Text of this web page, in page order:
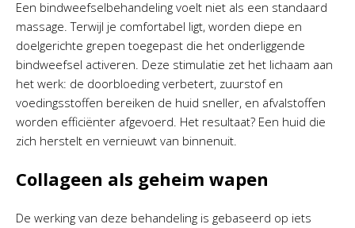
Een bindweefselbehandeling voelt niet als een standaard
massage. Terwijl je comfortabel ligt, worden diepe en
doelgerichte grepen toegepast die het onderliggende
bindweefsel activeren. Deze stimulatie zet het lichaam aan
het werk: de doorbloeding verbetert, zuurstof en
voedingsstoffen bereiken de huid sneller, en afvalstoffen
worden efficiënter afgevoerd. Het resultaat? Een huid die
zich herstelt en vernieuwt van binnenuit.
Collageen als geheim wapen
De werking van deze behandeling is gebaseerd op iets